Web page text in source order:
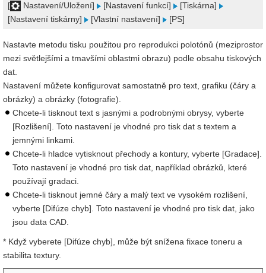
[ Nastavení/Uložení] [Nastavení funkcí]
[Tiskárna]
[Nastavení tiskárny]
[Vlastní nastavení] [PS]
Nastavte metodu tisku použitou pro reprodukci polotónů (meziprostor
mezi světlejšími a tmavšími oblastmi obrazu) podle obsahu tiskových
dat.
Nastavení můžete konfigurovat samostatně pro text, grafiku (čáry a
obrázky) a obrázky (fotografie).
Chcete-li tisknout text s jasnými a podrobnými obrysy, vyberte
[Rozlišení]. Toto nastavení je vhodné pro tisk dat s textem a
jemnými linkami.
Chcete-li hladce vytisknout přechody a kontury, vyberte [Gradace].
Toto nastavení je vhodné pro tisk dat, například obrázků, které
používají gradaci.
Chcete-li tisknout jemné čáry a malý text ve vysokém rozlišení,
vyberte [Difúze chyb]. Toto nastavení je vhodné pro tisk dat, jako
jsou data CAD.
* Když vyberete [Difúze chyb], může být snížena fixace toneru a
stabilita textury.